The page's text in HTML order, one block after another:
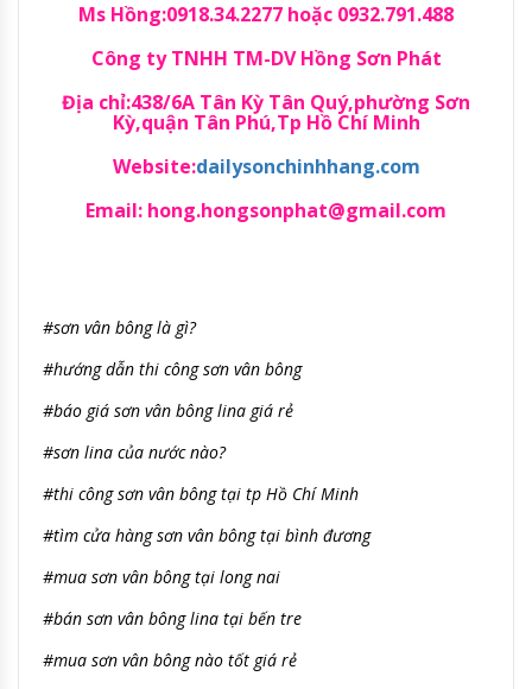
Ms Hồng:0918.34.2277 hoặc 0932.791.488
Công ty TNHH TM-DV Hồng Sơn Phát
Địa chỉ:438/6A Tân Kỳ Tân Quý,phường Sơn
Kỳ,quận Tân Phú,Tp Hồ Chí Minh
Website:dailysonchinhhang.com
Email: hong.hongsonphat@gmail.com
#sơn vân bông là gì?
#hướng dẫn thi công sơn vân bông
#báo giá sơn vân bông lina giá rẻ
#sơn lina của nước nào?
#thi công sơn vân bông tại tp Hồ Chí Minh
#tìm cửa hàng sơn vân bông tại bình đương
#mua sơn vân bông tại long nai
#bán sơn vân bông lina tại bến tre
#mua sơn vân bông nào tốt giá rẻ